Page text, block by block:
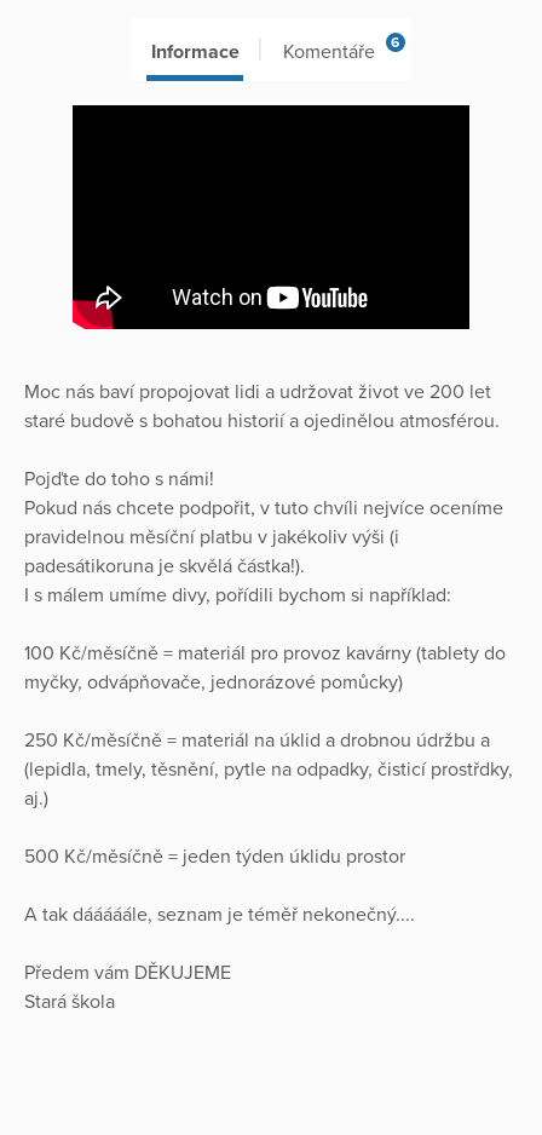
Informace Komentáře 6
Moc nás baví propojovat lidi a udržovat život ve 200 let
staré budově s bohatou historií a ojedinělou atmosférou.
Pojďte do toho s námi!
Pokud nás chcete podpořit, v tuto chvíli nejvíce oceníme
pravidelnou měsíční platbu v jakékoliv výši (i
padesátikoruna je skvělá částka!).
I s málem umíme divy, pořídili bychom si například:
100 Kč/měsíčně = materiál pro provoz kavárny (tablety do
myčky, odvápňovače, jednorázové pomůcky)
250 Kč/měsíčně = materiál na úklid a drobnou údržbu a
(lepidla, tmely, těsnění, pytle na odpadky, čisticí prostřdky,
aj.)
500 Kč/měsíčně = jeden týden úklidu prostor
A tak dááááále, seznam je téměř nekonečný....
Předem vám DĚKUJEME
Stará škola